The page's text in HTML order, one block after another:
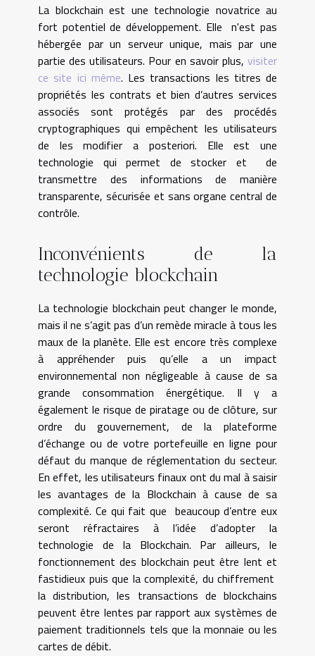
La blockchain est une technologie novatrice au
fort potentiel de développement. Elle n'est pas
hébergée par un serveur unique, mais par une
partie des utilisateurs. Pour en savoir plus, visiter
ce site ici même. Les transactions les titres de
propriétés les contrats et bien d’autres services
associés sont protégés par des procédés
cryptographiques qui empêchent les utilisateurs
de les modifier a posteriori. Elle est une
technologie qui permet de stocker et de
transmettre des informations de manière
transparente, sécurisée et sans organe central de
contrôle.
Inconvénients de la
technologie blockchain
La technologie blockchain peut changer le monde,
mais il ne s’agit pas d’un remède miracle à tous les
maux de la planète. Elle est encore très complexe
à appréhender puis qu’elle a un impact
environnemental non négligeable à cause de sa
grande consommation énergétique. Il y a
également le risque de piratage ou de clôture, sur
ordre du gouvernement, de la plateforme
d’échange ou de votre portefeuille en ligne pour
défaut du manque de réglementation du secteur.
En effet, les utilisateurs finaux ont du mal à saisir
les avantages de la Blockchain à cause de sa
complexité. Ce qui fait que beaucoup d’entre eux
seront réfractaires à l’idée d’adopter la
technologie de la Blockchain. Par ailleurs, le
fonctionnement des blockchain peut être lent et
fastidieux puis que la complexité, du chiffrement
la distribution, les transactions de blockchains
peuvent être lentes par rapport aux systèmes de
paiement traditionnels tels que la monnaie ou les
cartes de débit.